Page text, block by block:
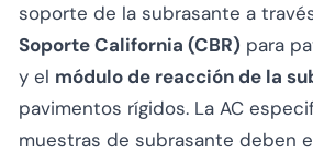
soporte de la subrasante a
Soporte California (CBR) para
y el módulo de reacción de la
pavimentos rígidos. La AC
muestras de subrasante deben